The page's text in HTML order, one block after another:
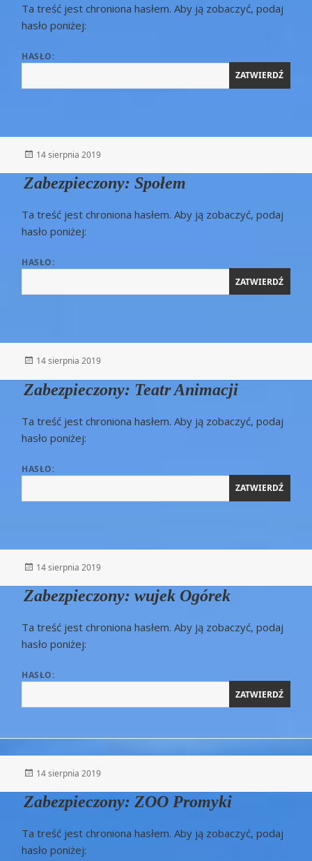
Ta treść jest chroniona hasłem. Aby ją zobaczyć, podaj
hasło poniżej:
HASŁO:
Opublikowano
14 sierpnia 2019
Zabezpieczony: Społem
Ta treść jest chroniona hasłem. Aby ją zobaczyć, podaj
hasło poniżej:
HASŁO:
Opublikowano
14 sierpnia 2019
Zabezpieczony: Teatr Animacji
Ta treść jest chroniona hasłem. Aby ją zobaczyć, podaj
hasło poniżej:
HASŁO:
Opublikowano
14 sierpnia 2019
Zabezpieczony: wujek Ogórek
Ta treść jest chroniona hasłem. Aby ją zobaczyć, podaj
hasło poniżej:
HASŁO:
Opublikowano
14 sierpnia 2019
Zabezpieczony: ZOO Promyki
Ta treść jest chroniona hasłem. Aby ją zobaczyć, podaj
hasło poniżej: